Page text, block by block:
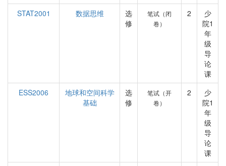
STAT2001
数据思维
选
修
笔试（闭
卷）
2
少
院1
年
级
导
论
课
ESS2006
地球和空间科学
基础
选
修
笔试（开
卷）
2
少
院1
年
级
导
论
课